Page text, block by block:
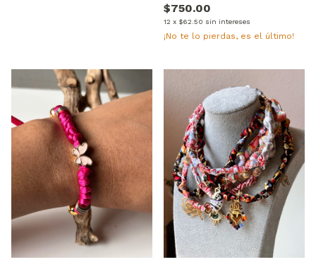
$750.00
12 x $62.50 sin intereses
¡No te lo pierdas, es el último!